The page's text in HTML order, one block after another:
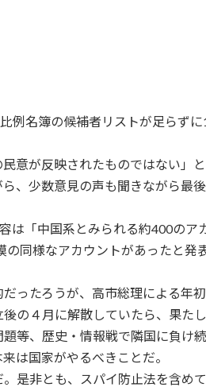
名簿の候補者リストが足らず
意が反映されたものではない」
、少数意見の声も聞きながら最
「中国系とみられる約400のア
同様なアカウントがあったと発
ったろうが、高市総理による年
の４月に解散していたら、果たし
等、歴史・情報戦で隣国に負け
は国家がやるべきことだ。
是非とも、スパイ防止法を含め